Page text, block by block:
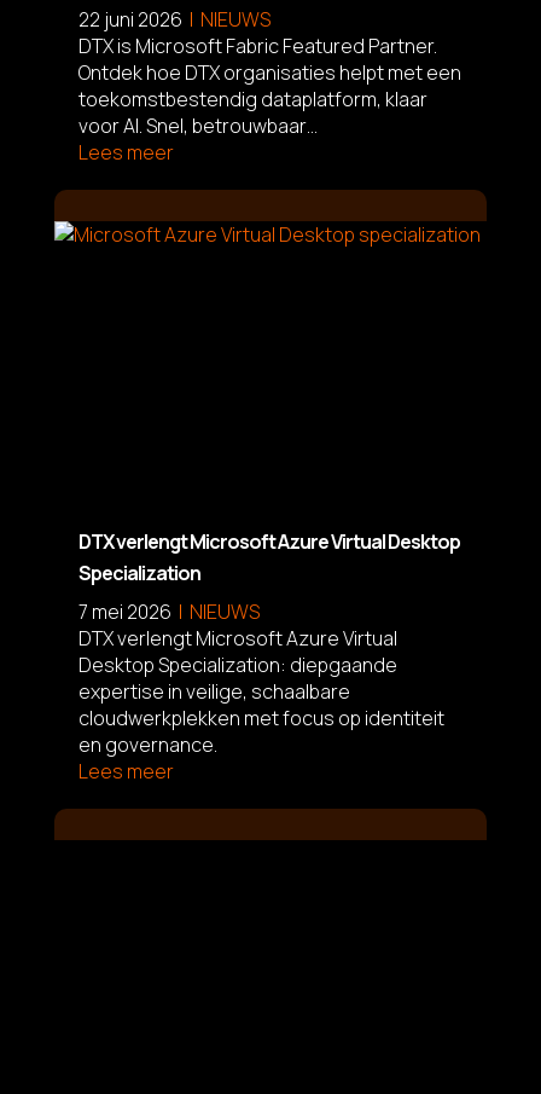
22 juni 2026
NIEUWS
DTX is Microsoft Fabric Featured Partner.
Ontdek hoe DTX organisaties helpt met een
toekomstbestendig dataplatform, klaar
voor AI. Snel, betrouwbaar…
Lees meer
L
DTX verlengt Microsoft Azure Virtual Desktop
Specialization
7 mei 2026
NIEUWS
DTX verlengt Microsoft Azure Virtual
Desktop Specialization: diepgaande
expertise in veilige, schaalbare
cloudwerkplekken met focus op identiteit
en governance.
Lees meer
L